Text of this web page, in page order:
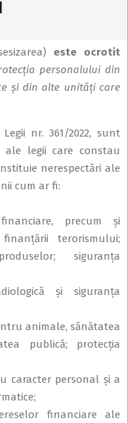
este ocrotit
personalului din
și din alte unități care
nr. 361/2022, sunt
ale legii care constau
nerespectări ale
cum ar fi:
precum şi
terorismului;
siguranţa
şi siguranţa
animale, sănătatea
publică; protecţia
caracter personal şi a
financiare ale